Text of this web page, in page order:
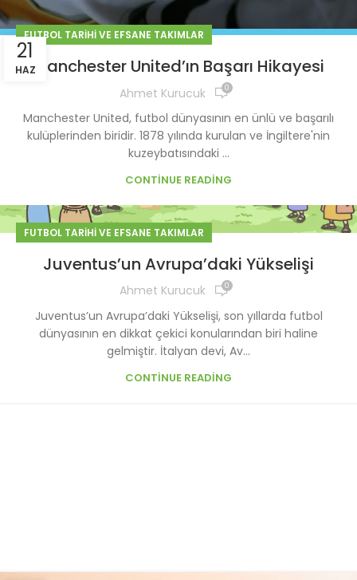
FUTBOL TARIHI VE EFSANE TAKIMLAR
Manchester United’ın Başarı Hikayesi
Ahmet Kurucuk 0
Manchester United, futbol dünyasının en ünlü ve başarılı
kulüplerinden biridir. 1878 yılında kurulan ve İngiltere'nin
kuzeybatısındaki ...
CONTINUE READING
21
HAZ
FUTBOL TARIHI VE EFSANE TAKIMLAR
Juventus’un Avrupa’daki Yükselişi
Ahmet Kurucuk 0
Juventus’un Avrupa’daki Yükselişi, son yıllarda futbol
dünyasının en dikkat çekici konularından biri haline
gelmiştir. İtalyan devi, Av...
CONTINUE READING